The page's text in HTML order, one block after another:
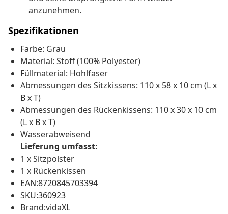
anzunehmen.
Spezifikationen
Farbe: Grau
Material: Stoff (100% Polyester)
Füllmaterial: Hohlfaser
Abmessungen des Sitzkissens: 110 x 58 x 10 cm (L x
B x T)
Abmessungen des Rückenkissens: 110 x 30 x 10 cm
(L x B x T)
Wasserabweisend
Lieferung umfasst:
1 x Sitzpolster
1 x Rückenkissen
EAN:8720845703394
SKU:360923
Brand:vidaXL